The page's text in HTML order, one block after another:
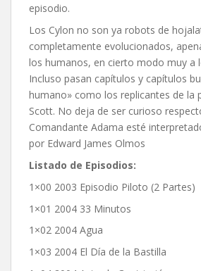
episodio.
Los Cylon no son ya robots de
completamente evolucionados,
los humanos, en cierto modo muy a
Incluso pasan capítulos y capítulos
humano» como los replicantes de la
Scott. No deja de ser curioso
Comandante Adama esté
por Edward James Olmos
Listado de Episodios:
1×00 2003 Episodio Piloto (2 Partes)
1×01 2004 33 Minutos
1×02 2004 Agua
1×03 2004 El Día de la Bastilla